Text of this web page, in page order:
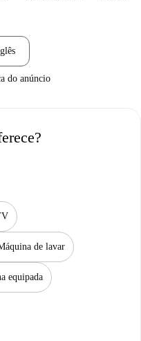
do anúncio
de lavar
equipada